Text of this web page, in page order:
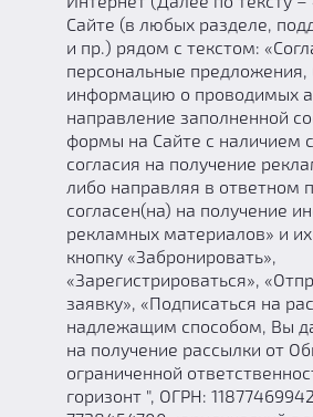
Как подсчитываются рейтинги
Призы
Новости
Добавить квест
Партнерам
Сайте (в любых разделе,
и пр.) рядом с текстом:
персональные предложения,
информацию о проводимых
направление заполненной
формы на Сайте с наличием
согласия на получение
либо направляя в ответном
согласен(на) на получение
рекламных материалов» и
кнопку «Забронировать»,
«Зарегистрироваться»,
заявку», «Подписаться на
надлежащим способом, Вы
на получение рассылки от
ограниченной
горизонт ", ОГРН: